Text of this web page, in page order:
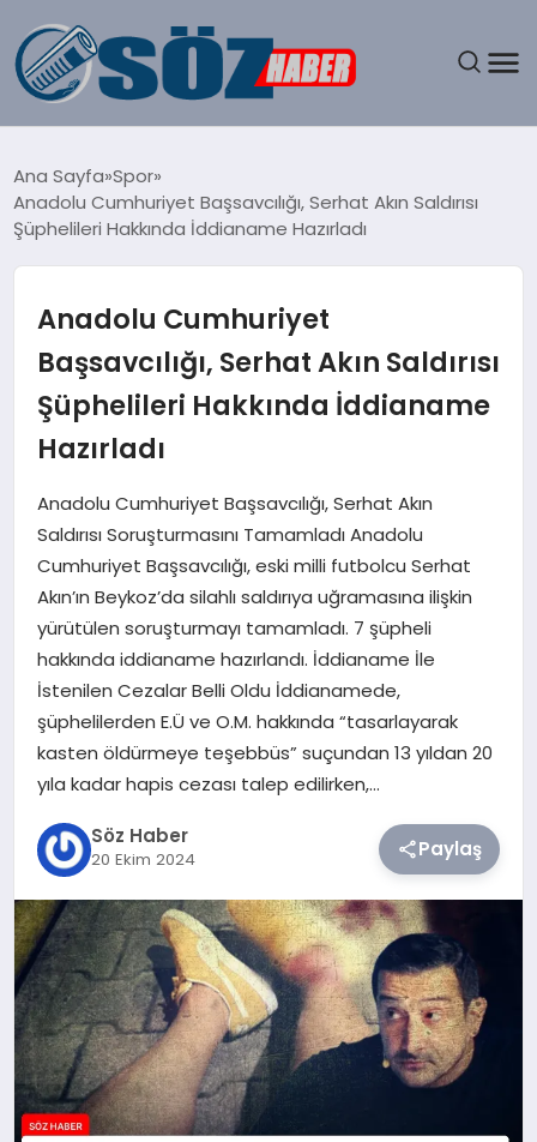
SPOR
EĞITIM
DÜNYA
TEKNOLOJI
SIYASET
YAŞAM
Ana Sayfa Spor
Anadolu Cumhuriyet Başsavcılığı, Serhat Akın Saldırısı
Şüphelileri Hakkında İddianame Hazırladı
Anadolu Cumhuriyet
Başsavcılığı, Serhat Akın Saldırısı
Şüphelileri Hakkında İddianame
Hazırladı
Anadolu Cumhuriyet Başsavcılığı, Serhat Akın
Saldırısı Soruşturmasını Tamamladı Anadolu
Cumhuriyet Başsavcılığı, eski milli futbolcu Serhat
Akın’ın Beykoz’da silahlı saldırıya uğramasına ilişkin
yürütülen soruşturmayı tamamladı. 7 şüpheli
hakkında iddianame hazırlandı. İddianame İle
İstenilen Cezalar Belli Oldu İddianamede,
şüphelilerden E.Ü ve O.M. hakkında “tasarlayarak
kasten öldürmeye teşebbüs” suçundan 13 yıldan 20
yıla kadar hapis cezası talep edilirken,…
Söz Haber
20 Ekim 2024 Paylaş